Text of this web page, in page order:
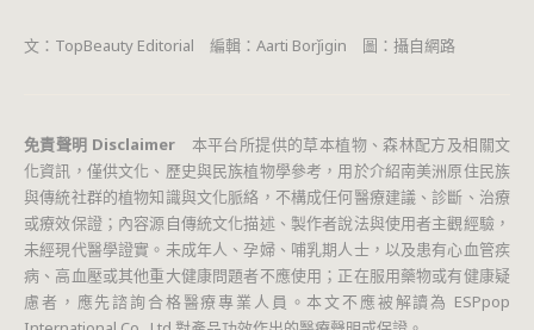
文：TopBeauty Editorial 編輯：Aarti Borǰigin 圖：攝自網路
免責聲明 Disclaimer本平台所提供的草本植物、森林配方及相關文
化資訊，僅供文化、歷史與民族植物學參考，用於介紹南美洲原住民族
與傳統社群的植物知識與文化脈絡，不構成任何醫療建議、診斷、治療
或療效保證；內容源自傳統文化描述、製作者說法與使用者主觀經驗，
未經現代醫學證實。未成年人、孕婦、哺乳期人士，以及患有心血管疾
病、高血壓或其他重大健康問題者不應使用；正在服用藥物或有健康疑
慮者，應先諮詢合格醫療專業人員。本文不應被解讀為 ESPpop